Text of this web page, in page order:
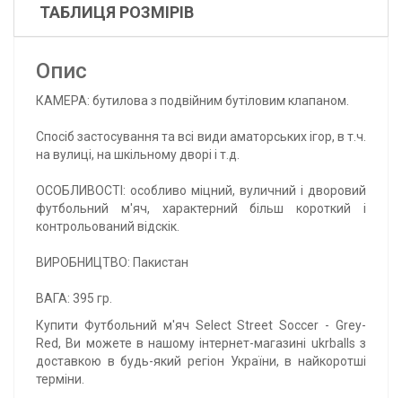
ТАБЛИЦЯ РОЗМІРІВ
Опис
КАМЕРА: бутилова з подвійним бутіловим клапаном.
Спосіб застосування та всі види аматорських ігор, в т.ч.
на вулиці, на шкільному дворі і т.д.
ОСОБЛИВОСТІ: особливо міцний, вуличний і дворовий
футбольний м'яч, характерний більш короткий і
контрольований відскік.
ВИРОБНИЦТВО: Пакистан
ВАГА: 395 гр.
Купити Футбольний м'яч Select Street Soccer - Grey-
Red, Ви можете в нашому інтернет-магазині ukrballs з
доставкою в будь-який регіон України, в найкоротші
терміни.